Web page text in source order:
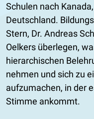
Schulen nach
Deutschland.
Stern, Dr. Andreas
Oelkers überlegen,
hierarchischen
nehmen und sich zu
aufzumachen, in der
Stimme ankommt.